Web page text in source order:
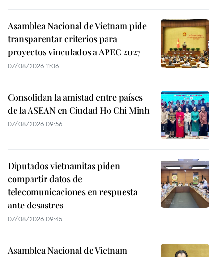
Asamblea Nacional de Vietnam pide
transparentar criterios para
proyectos vinculados a APEC 2027
07/08/2026 11:06
Consolidan la amistad entre países
de la ASEAN en Ciudad Ho Chi Minh
07/08/2026 09:56
Diputados vietnamitas piden
compartir datos de
telecomunicaciones en respuesta
ante desastres
07/08/2026 09:45
Asamblea Nacional de Vietnam